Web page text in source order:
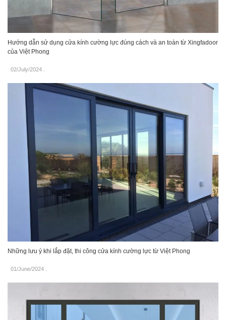
Hướng dẫn sử dụng cửa kính cường lực đúng cách và an toàn từ Xingfadoor
của Việt Phong
02/July/2024
Những lưu ý khi lắp đặt, thi công cửa kính cường lực từ Việt Phong
01/June/2024